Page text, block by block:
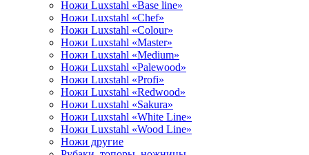
Ножи Luxstahl «Base line»
Ножи Luxstahl «Chef»
Ножи Luxstahl «Colour»
Ножи Luxstahl «Master»
Ножи Luxstahl «Medium»
Ножи Luxstahl «Palewood»
Ножи Luxstahl «Profi»
Ножи Luxstahl «Redwood»
Ножи Luxstahl «Sakura»
Ножи Luxstahl «White Line»
Ножи Luxstahl «Wood Line»
Ножи другие